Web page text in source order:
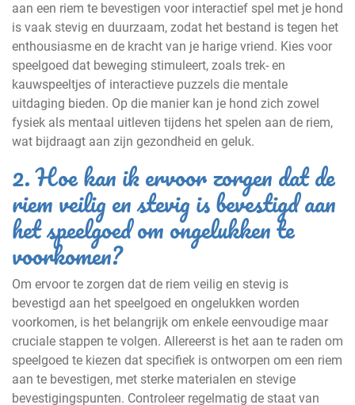
aan een riem te bevestigen voor interactief spel met je hond
is vaak stevig en duurzaam, zodat het bestand is tegen het
enthousiasme en de kracht van je harige vriend. Kies voor
speelgoed dat beweging stimuleert, zoals trek- en
kauwspeeltjes of interactieve puzzels die mentale
uitdaging bieden. Op die manier kan je hond zich zowel
fysiek als mentaal uitleven tijdens het spelen aan de riem,
wat bijdraagt aan zijn gezondheid en geluk.
2. Hoe kan ik ervoor zorgen dat de
riem veilig en stevig is bevestigd aan
het speelgoed om ongelukken te
voorkomen?
Om ervoor te zorgen dat de riem veilig en stevig is
bevestigd aan het speelgoed en ongelukken worden
voorkomen, is het belangrijk om enkele eenvoudige maar
cruciale stappen te volgen. Allereerst is het aan te raden om
speelgoed te kiezen dat specifiek is ontworpen om een riem
aan te bevestigen, met sterke materialen en stevige
bevestigingspunten. Controleer regelmatig de staat van